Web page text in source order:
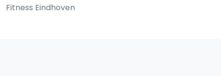
Fitness Eindhoven